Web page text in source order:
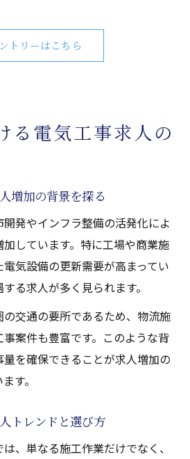
トリーはこちら
る電気工事求人の
増加の背景を探る
発やインフラ整備の活発化によ
しています。特に工場や商業施
気設備の更新需要が高まってい
る求人が多く見られます。
の交通の要所であるため、物流施
案件も豊富です。このような背
を確保できることが求人増加の
す。
トレンドと選び方
、単なる施工作業だけでなく、